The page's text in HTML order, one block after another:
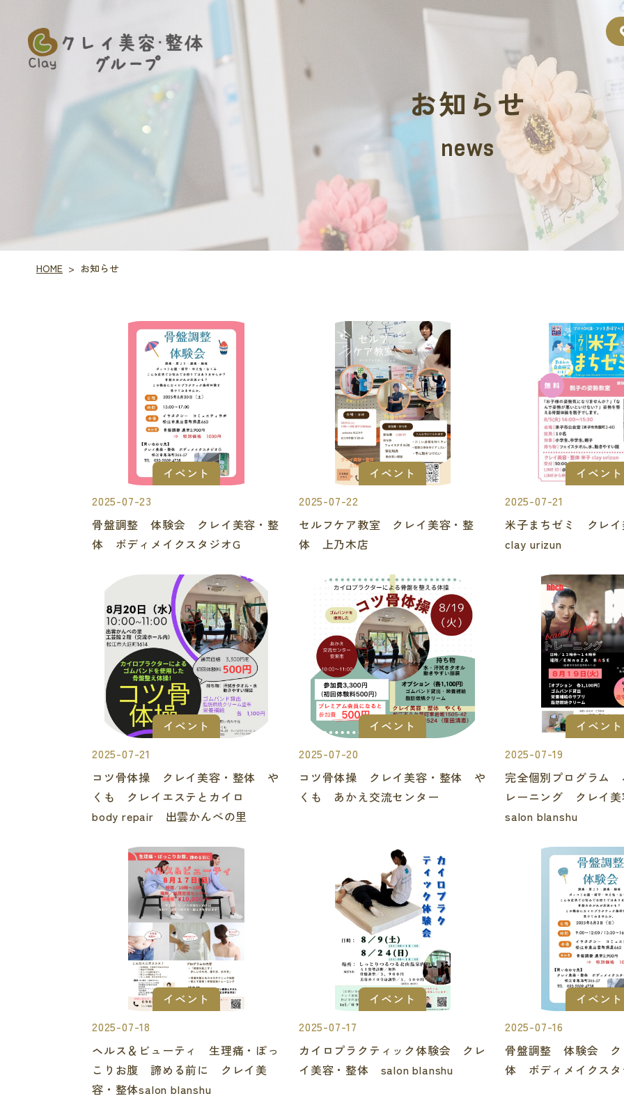
お知らせ
news
HOME > お知らせ
イベント
2025-07-23
骨盤調整 体験会 クレイ美容・整
体 ボディメイクスタジオG
イベント
2025-07-22
セルフケア教室 クレイ美容・整
体 上乃木店
イベント
2025-07-21
米子まちゼミ クレ
clay urizun
イベント
2025-07-21
コツ骨体操 クレイ美容・整体 や
くも クレイエステとカイロ
body repair 出雲かんべの里
イベント
2025-07-20
コツ骨体操 クレイ美容・整体 や
くも あかえ交流センター
イベント
2025-07-19
完全個別プログラム
レーニング クレイ
salon blanshu
イベント
2025-07-18
ヘルス＆ビューティ 生理痛・ぽっ
こりお腹 諦める前に クレイ美
容・整体salon blanshu
イベント
2025-07-17
カイロプラクティック体験会 クレ
イ美容・整体 salon blanshu
イベント
2025-07-16
骨盤調整 体験会 ク
体 ボディメイクスタ